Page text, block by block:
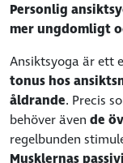
Personlig
mer ungdomligt
Ansiktsyoga är ett
tonus hos
åldrande. Precis
behöver även de
regelbunden
Musklernas